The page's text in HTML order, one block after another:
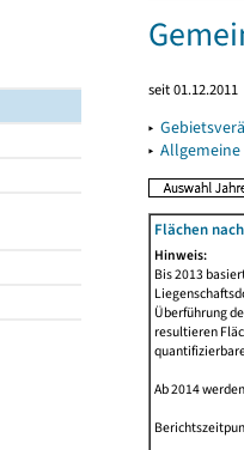
seit 01.12.2011
▸
▸
Flächen
Hinweis:
Bis 2013
Überführung
resultieren
Ab 2014